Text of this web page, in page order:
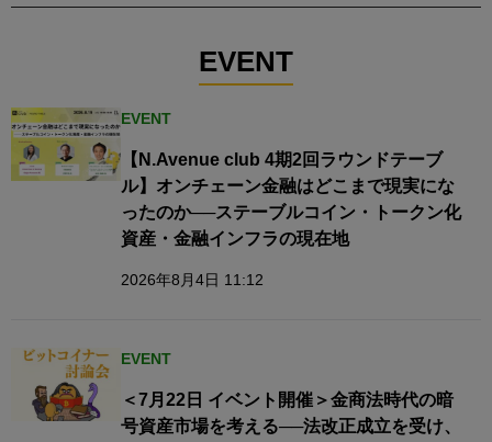
EVENT
EVENT
【N.Avenue club 4期2回ラウンドテーブ
ル】オンチェーン金融はどこまで現実にな
ったのか──ステーブルコイン・トークン化
資産・金融インフラの現在地
2026年8月4日 11:12
EVENT
＜7月22日 イベント開催＞金商法時代の暗
号資産市場を考える──法改正成立を受け、